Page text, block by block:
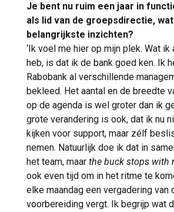
Je bent nu ruim een jaar in
als lid van de groepsdirectie,
belangrijkste inzichten?
‘Ik voel me hier op mijn plek. Wat
heb, is dat ik de bank goed ken. Ik
Rabobank al verschillende
bekleed. Het aantal en de breedte
op de agenda is wel groter dan ik
grote verandering is ook, dat ik nu
kijken voor support, maar zélf
nemen. Natuurlijk doe ik dat in
het team, maar the buck stops with
ook even tijd om in het ritme te
elke maandag een vergadering van
voorbereiding vergt. Ik begrijp wat